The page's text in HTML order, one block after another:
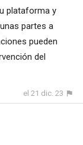
plataforma y
partes a
pueden
del
el 21 dic. 23